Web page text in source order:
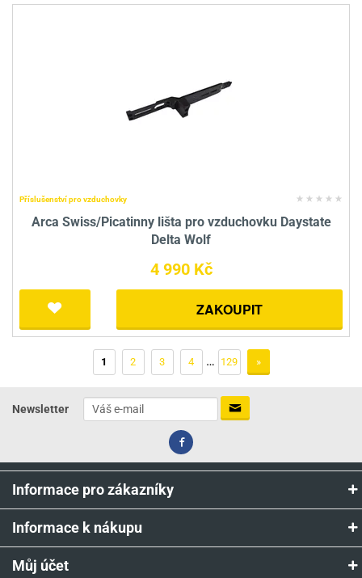
Příslušenství pro vzduchovky
Arca Swiss/Picatinny lišta pro vzduchovku Daystate
Delta Wolf
4 990 Kč
ZAKOUPIT
1 2 3 4 … 129 »
Newsletter
Informace pro zákazníky
Informace k nákupu
Můj účet